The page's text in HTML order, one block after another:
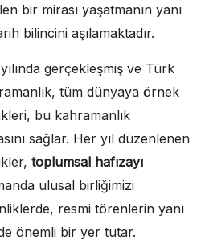
bir mirası yaşatmanın yanı
bilincini aşılamaktadır.
gerçekleşmiş ve Türk
tüm dünyaya örnek
bu kahramanlık
sağlar. Her yıl düzenlenen
toplumsal hafızayı
ulusal birliğimizi
resmi törenlerin yanı
önemli bir yer tutar.